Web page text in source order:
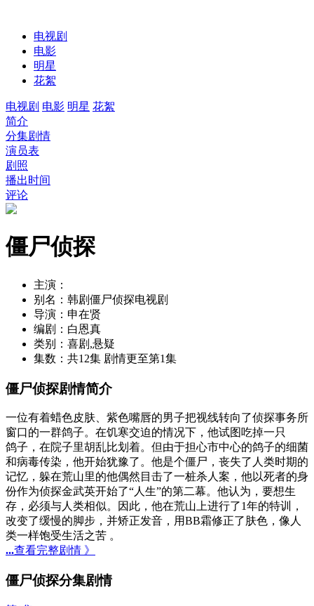
电视剧
电影
明星
花絮
电视剧 电影 明星 花絮
简介
分集剧情
演员表
剧照
播出时间
评论
僵尸侦探
主演：
别名： 韩剧僵尸侦探电视剧
导演： 申在贤
编剧： 白恩真
类别： 喜剧,悬疑
集数： 共12集 剧情更至第1集
僵尸侦探剧情简介
一位有着蜡色皮肤、紫色嘴唇的男子把视线转向了侦探事务所
窗口的一群鸽子。在饥寒交迫的情况下，他试图吃掉一只
鸽子，在院子里胡乱比划着。但由于担心市中心的鸽子的细菌
和病毒传染，他开始犹豫了。他是个僵尸，丧失了人类时期的
记忆，躲在荒山里的他偶然目击了一桩杀人案，他以死者的身
份作为侦探金武英开始了“人生”的第二幕。他认为，要想生
存，必须与人类相似。因此，他在荒山上进行了1年的特训，
改变了缓慢的脚步，并矫正发音，用BB霜修正了肤色，像人
类一样饱受生活之苦 。
...查看完整剧情 》
僵尸侦探分集剧情